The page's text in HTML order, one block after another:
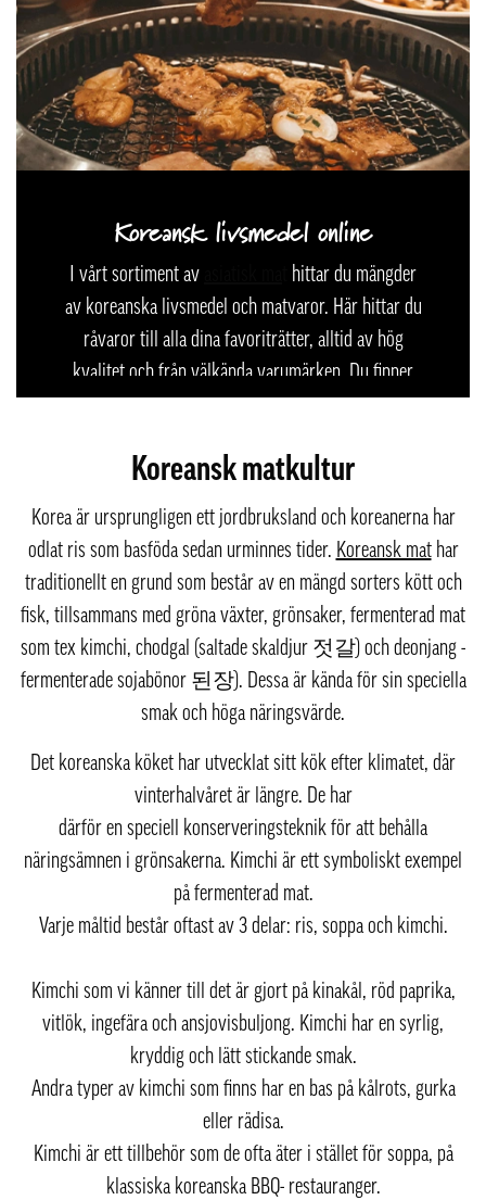
Koreansk livsmedel online
I vårt sortiment av
hittar du mängder
av koreanska livsmedel och matvaror. Här hittar du
råvaror till alla dina favoriträtter, alltid av hög
kvalitet och från välkända varumärken. Du finner
Koreansk matkultur
Korea är ursprungligen ett jordbruksland och koreanerna har
odlat ris som basföda sedan urminnes tider. Koreansk mathar
traditionellt en grund som består av en mängd sorters kött och
fisk, tillsammans med gröna växter, grönsaker, fermenterad mat
som tex kimchi, chodgal (saltade skaldjur 젓갈) och deonjang -
fermenterade sojabönor 된장). Dessa är kända för sin speciella
smak och höga näringsvärde.
Det koreanska köket har utvecklat sitt kök efter klimatet, där
vinterhalvåret är längre. De har
därför en speciell konserveringsteknik för att behålla
näringsämnen i grönsakerna. Kimchi är ett symboliskt exempel
på fermenterad mat.
Varje måltid består oftast av 3 delar: ris, soppa och kimchi.
Kimchi som vi känner till det är gjort på kinakål, röd paprika,
vitlök, ingefära och ansjovisbuljong. Kimchi har en syrlig,
kryddig och lätt stickande smak.
Andra typer av kimchi som finns har en bas på kålrots, gurka
eller rädisa.
Kimchi är ett tillbehör som de ofta äter i stället för soppa, på
klassiska koreanska BBQ- restauranger.